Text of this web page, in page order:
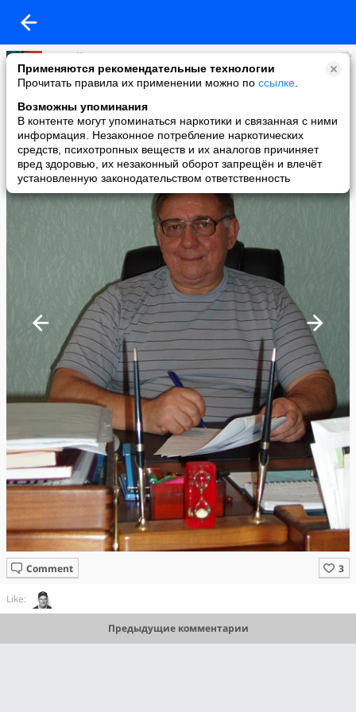
Применяются рекомендательные технологии
Прочитать правила их применении можно по ссылке
Возможны упоминания
В контенте могут упоминаться наркотики и связанная с ними
информация. Незаконное потребление наркотических
средств, психотропных веществ и их аналогов причиняет
вред здоровью, их незаконный оборот запрещён и влечёт
установленную законодательством ответственность
Сергей Пузаков
added a photo
23 Oct в 21:09
Comment
Like:
Предыдущие комментарии